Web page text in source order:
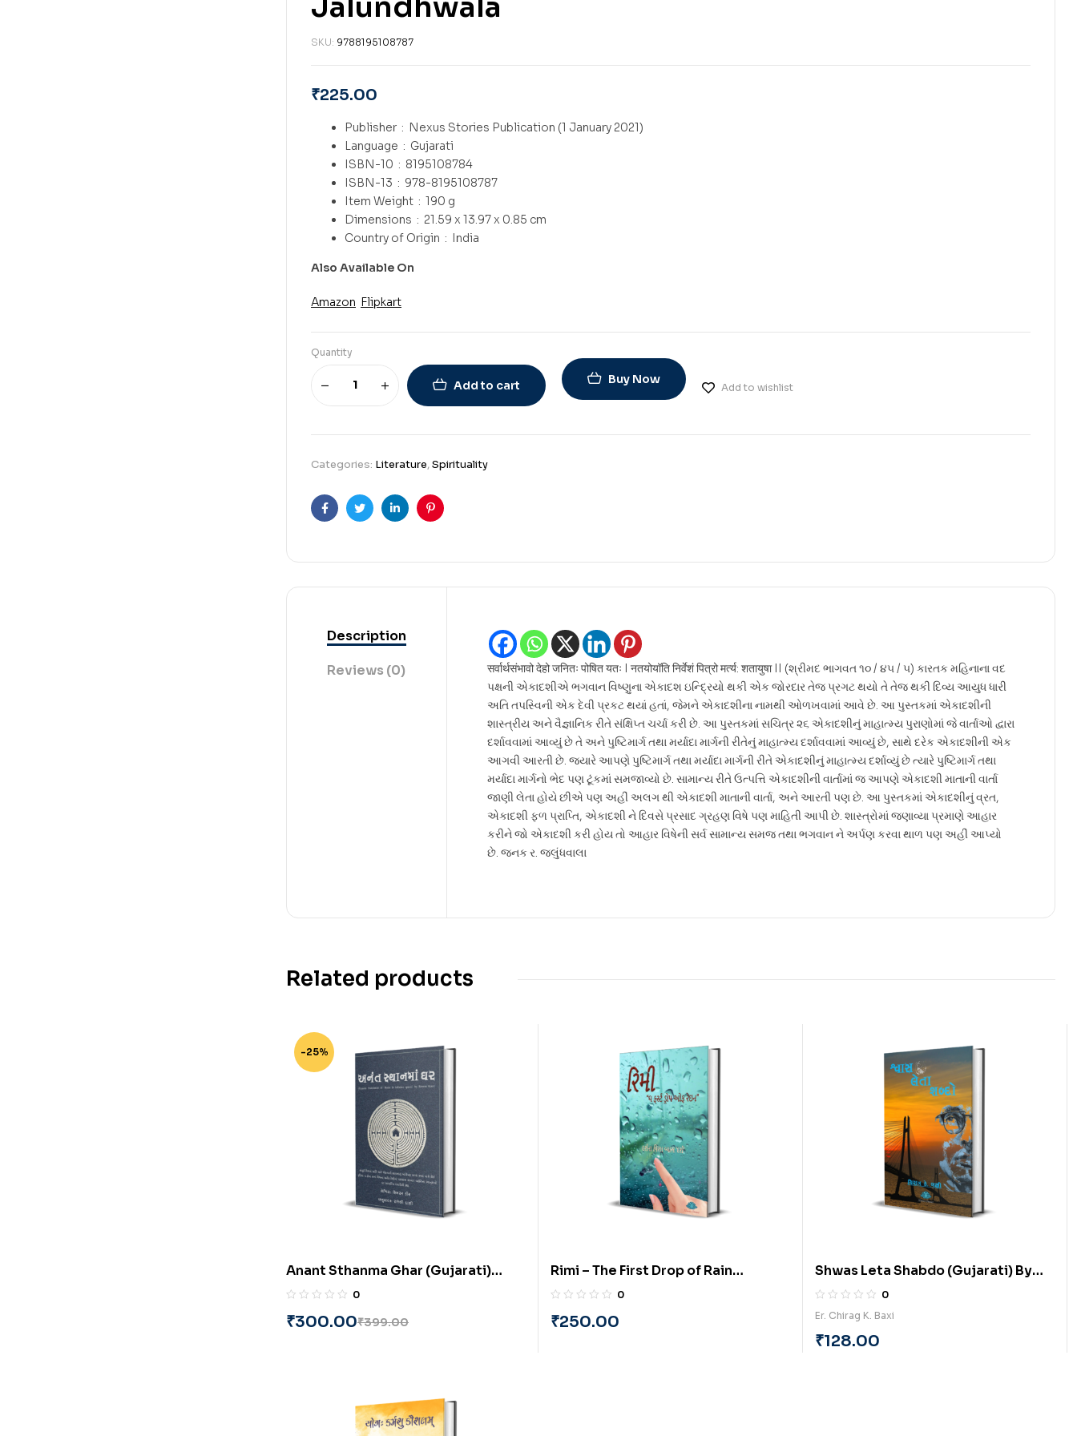
SKU: 9788195108787
₹225.00
Publisher ‏ : ‎ Nexus Stories Publication (1 January 2021)
Language ‏ : ‎ Gujarati
ISBN-10 ‏ : ‎ 8195108784
ISBN-13 ‏ : ‎ 978-8195108787
Item Weight ‏ : ‎ 190 g
Dimensions ‏ : ‎ 21.59 x 13.97 x 0.85 cm
Country of Origin ‏ : ‎ India
Also Available On
Amazon Flipkart
Quantity
Add to cart Buy Now
Add to wishlist
Categories: Literature,Spirituality
FacebookTwitterLinkedinPinterest
Description
Reviews (0)
सर्वार्थसंभावो देहो जनितः पोषित यतः I नतयोयॉति निर्वेशं पित्रो मर्त्य: शतायुषा II (શ્રીમદ ભાગવત ૧૦ / ૪૫ / ૫) કારતક મહિનાના વદ
પક્ષની એકાદશીએ ભગવાન વિષ્ણુના એકાદશ ઇન્દ્રિયો થકી એક જોરદાર તેજ પ્રગટ થયો તે તેજ થકી દિવ્ય આયુધ ધારી
અતિ તપસ્વિની એક દેવી પ્રકટ થયાં હતાં, જેમને એકાદશીના નામથી ઓળખવામાં આવે છે. આ પુસ્તકમાં એકાદશીની
શાસ્ત્રીય અને વૈજ્ઞાનિક રીતે સંક્ષિપ્ત ચર્ચા કરી છે. આ પુસ્તકમાં સચિત્ર ૨૬ એકાદશીનું માહાત્મ્ય પુરાણોમાં જે વાર્તાઓ દ્વારા
દર્શાવવામાં આવ્યું છે તે અને પુષ્ટિમાર્ગ તથા મર્યાદા માર્ગની રીતેનું માહાત્મ્ય દર્શાવવામાં આવ્યું છે, સાથે દરેક એકાદશીની એક
આગવી આરતી છે. જયારે આપણે પુષ્ટિમાર્ગ તથા મર્યાદા માર્ગની રીતે એકાદશીનું માહાત્મ્ય દર્શાવ્યું છે ત્યારે પુષ્ટિમાર્ગ તથા
મર્યાદા માર્ગનો ભેદ પણ ટૂંકમાં સમજાવ્યો છે. સામાન્ય રીતે ઉત્પત્તિ એકાદશીની વાર્તામાં જ આપણે એકાદશી માતાની વાર્તા
જાણી લેતા હોયે છીએ પણ અહીં અલગ થી એકાદશી માતાની વાર્તા, અને આરતી પણ છે. આ પુસ્તકમાં એકાદશીનું વ્રત,
એકાદશી ફળ પ્રાપ્તિ, એકાદશી ને દિવસે પ્રસાદ ગ્રહણ વિષે પણ માહિતી આપી છે. શાસ્ત્રોમાં જણાવ્યા પ્રમાણે આહાર
કરીને જો એકાદશી કરી હોય તો આહાર વિષેની સર્વ સામાન્ય સમજ તથા ભગવાન ને અર્પણ કરવા થાળ પણ અહીં આપ્યો
છે. જનક ર. જલુંધવાલા
Related products
-25%
Anant Sthanma Ghar (Gujarati)
Translated By Rajeshri Dani
0
₹399.00
₹300.00
Rimi – The First Drop of Rain
(Gujarati) By Darshana Viral Vyas
0
₹250.00
Shwas Leta Shabdo (Gujarati) By
Chirag Baxi
0
Er. Chirag K. Baxi
₹128.00